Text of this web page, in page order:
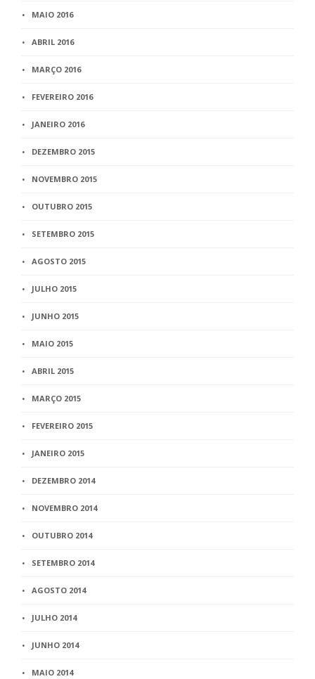
MAIO 2016
ABRIL 2016
MARÇO 2016
FEVEREIRO 2016
JANEIRO 2016
DEZEMBRO 2015
NOVEMBRO 2015
OUTUBRO 2015
SETEMBRO 2015
AGOSTO 2015
JULHO 2015
JUNHO 2015
MAIO 2015
ABRIL 2015
MARÇO 2015
FEVEREIRO 2015
JANEIRO 2015
DEZEMBRO 2014
NOVEMBRO 2014
OUTUBRO 2014
SETEMBRO 2014
AGOSTO 2014
JULHO 2014
JUNHO 2014
MAIO 2014